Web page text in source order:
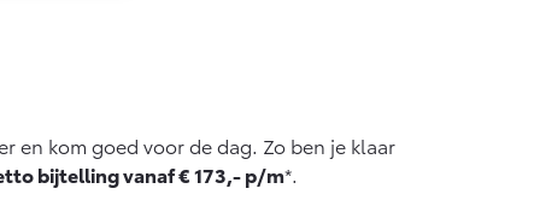
en kom goed voor de dag. Zo ben je klaar
bijtelling vanaf € 173,- p/m*.